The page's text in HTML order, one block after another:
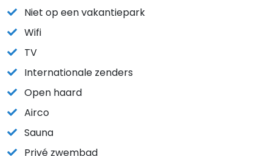
Niet op een vakantiepark
Wifi
TV
Internationale zenders
Open haard
Airco
Sauna
Privé zwembad